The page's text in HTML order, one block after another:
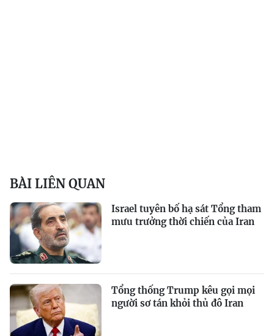
BÀI LIÊN QUAN
Israel tuyên bố hạ sát Tổng tham
mưu trưởng thời chiến của Iran
Tổng thống Trump kêu gọi mọi
người sơ tán khỏi thủ đô Iran